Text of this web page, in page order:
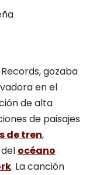
gozaba
en el
de alta
de paisajes
de tren,
océano
. La canción